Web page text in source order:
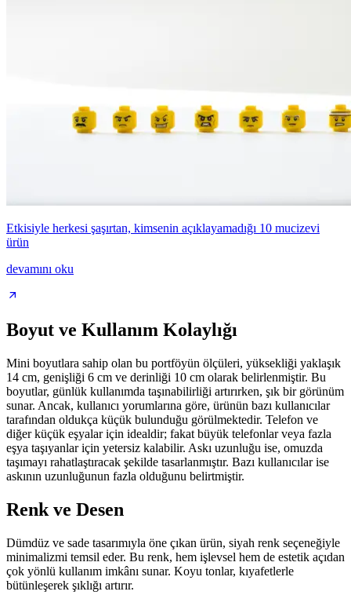
Etkisiyle herkesi şaşırtan, kimsenin açıklayamadığı 10 mucizevi
ürün
devamını oku
Boyut ve Kullanım Kolaylığı
Mini boyutlara sahip olan bu portföyün ölçüleri, yüksekliği yaklaşık
14 cm, genişliği 6 cm ve derinliği 10 cm olarak belirlenmiştir. Bu
boyutlar, günlük kullanımda taşınabilirliği artırırken, şık bir görünüm
sunar. Ancak, kullanıcı yorumlarına göre, ürünün bazı kullanıcılar
tarafından oldukça küçük bulunduğu görülmektedir. Telefon ve
diğer küçük eşyalar için idealdir; fakat büyük telefonlar veya fazla
eşya taşıyanlar için yetersiz kalabilir. Askı uzunluğu ise, omuzda
taşımayı rahatlaştıracak şekilde tasarlanmıştır. Bazı kullanıcılar ise
askının uzunluğunun fazla olduğunu belirtmiştir.
Renk ve Desen
Dümdüz ve sade tasarımıyla öne çıkan ürün, siyah renk seçeneğiyle
minimalizmi temsil eder. Bu renk, hem işlevsel hem de estetik açıdan
çok yönlü kullanım imkânı sunar. Koyu tonlar, kıyafetlerle
bütünleşerek şıklığı artırır.